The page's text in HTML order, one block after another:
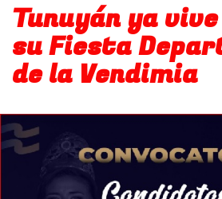
Tunuyán ya
su Fiesta
de la Vendimia